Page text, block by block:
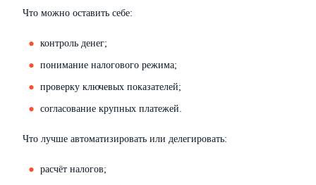
Что можно оставить себе:
контроль денег;
понимание налогового режима;
проверку ключевых показателей;
согласование крупных платежей.
Что лучше автоматизировать или делегировать:
расчёт налогов;